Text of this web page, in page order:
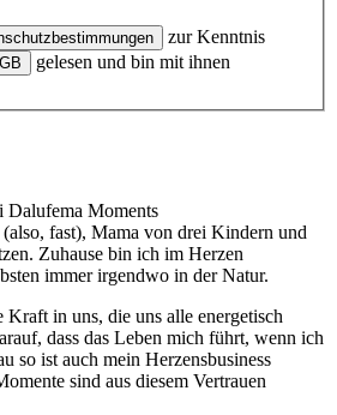
zur Kenntnis
gelesen und bin mit ihnen
Moments
fast), Mama von drei Kindern und
Zuhause bin ich im Herzen
immer irgendwo in der Natur.
Kraft in uns, die uns alle energetisch
dass das Leben mich führt, wenn ich
so ist auch mein Herzensbusiness
sind aus diesem Vertrauen